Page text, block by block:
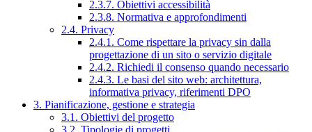
2.3.7. Obiettivi accessibilità
2.3.8. Normativa e approfondimenti
2.4. Privacy
2.4.1. Come rispettare la privacy sin dalla
progettazione di un sito o servizio digitale
2.4.2. Richiedi il consenso quando necessario
2.4.3. Le basi del sito web: architettura,
informativa privacy, riferimenti DPO
3. Pianificazione, gestione e strategia
3.1. Obiettivi del progetto
3.2. Tipologie di progetti